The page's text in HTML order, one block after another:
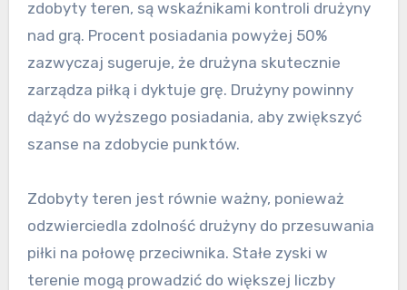
zdobyty teren, są wskaźnikami kontroli drużyny
nad grą. Procent posiadania powyżej 50%
zazwyczaj sugeruje, że drużyna skutecznie
zarządza piłką i dyktuje grę. Drużyny powinny
dążyć do wyższego posiadania, aby zwiększyć
szanse na zdobycie punktów.
Zdobyty teren jest równie ważny, ponieważ
odzwierciedla zdolność drużyny do przesuwania
piłki na połowę przeciwnika. Stałe zyski w
terenie mogą prowadzić do większej liczby